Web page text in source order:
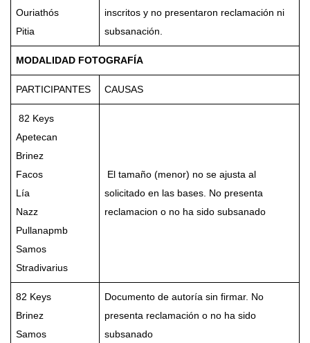
Ouriathós
Pitia
inscritos y no presentaron reclamación ni
subsanación.
MODALIDAD FOTOGRAFÍA
PARTICIPANTES CAUSAS
82 Keys
Apetecan
Brinez
Facos
Lía
Nazz
Pullanapmb
Samos
Stradivarius
El tamaño (menor) no se ajusta al
solicitado en las bases. No presenta
reclamacion o no ha sido subsanado
82 Keys
Brinez
Samos
Documento de autoría sin firmar. No
presenta reclamación o no ha sido
subsanado